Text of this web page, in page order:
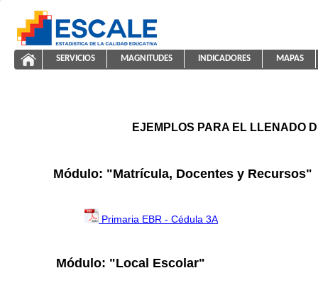
ESCALE - Unidad de Estadística Educativa
ayuda2011
NAVEGACIÓN
SERVICIOS MAGNITUDES INDICADORES MAPAS
EJEMPLOS PARA EL LLENADO
Módulo: "Matrícula, Docentes y Recursos"
Primaria EBR - Cédula 3A
Módulo: "Local Escolar"